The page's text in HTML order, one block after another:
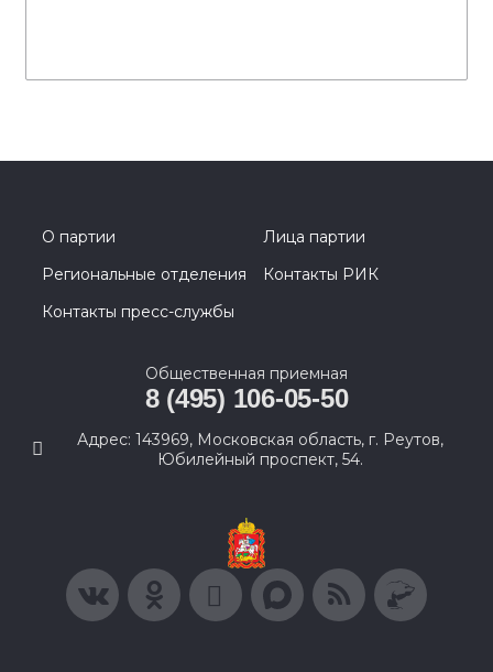
О партии
Лица партии
Региональные отделения
Контакты РИК
Контакты пресс-службы
Общественная приемная
8 (495) 106-05-50
Адрес: 143969, Московская область, г. Реутов,
Юбилейный проспект, 54.